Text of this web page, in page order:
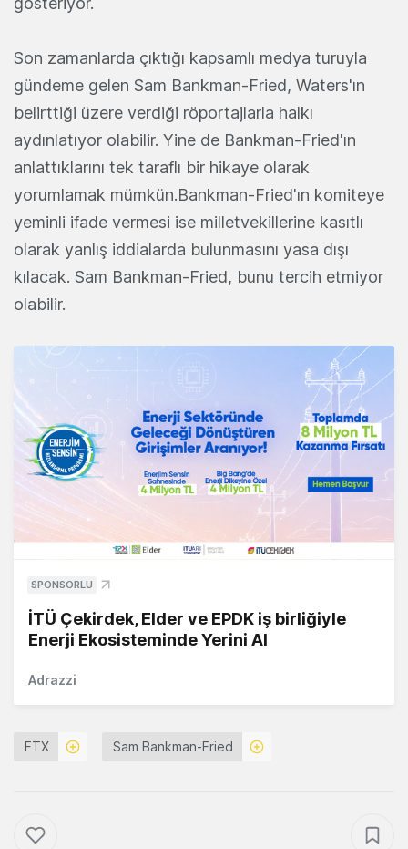
Son zamanlarda çıktığı kapsamlı medya turuyla
gündeme gelen Sam Bankman-Fried, Waters'ın
belirttiği üzere verdiği röportajlarla halkı
aydınlatıyor olabilir. Yine de Bankman-Fried'ın
anlattıklarını tek taraflı bir hikaye olarak
yorumlamak mümkün.Bankman-Fried'ın komiteye
yeminli ifade vermesi ise milletvekillerine kasıtlı
olarak yanlış iddialarda bulunmasını yasa dışı
kılacak. Sam Bankman-Fried, bunu tercih etmiyor
olabilir.
SPONSORLU
İTÜ Çekirdek, Elder ve EPDK iş birliğiyle
Enerji Ekosisteminde Yerini Al
Adrazzi
FTX Sam Bankman-Fried